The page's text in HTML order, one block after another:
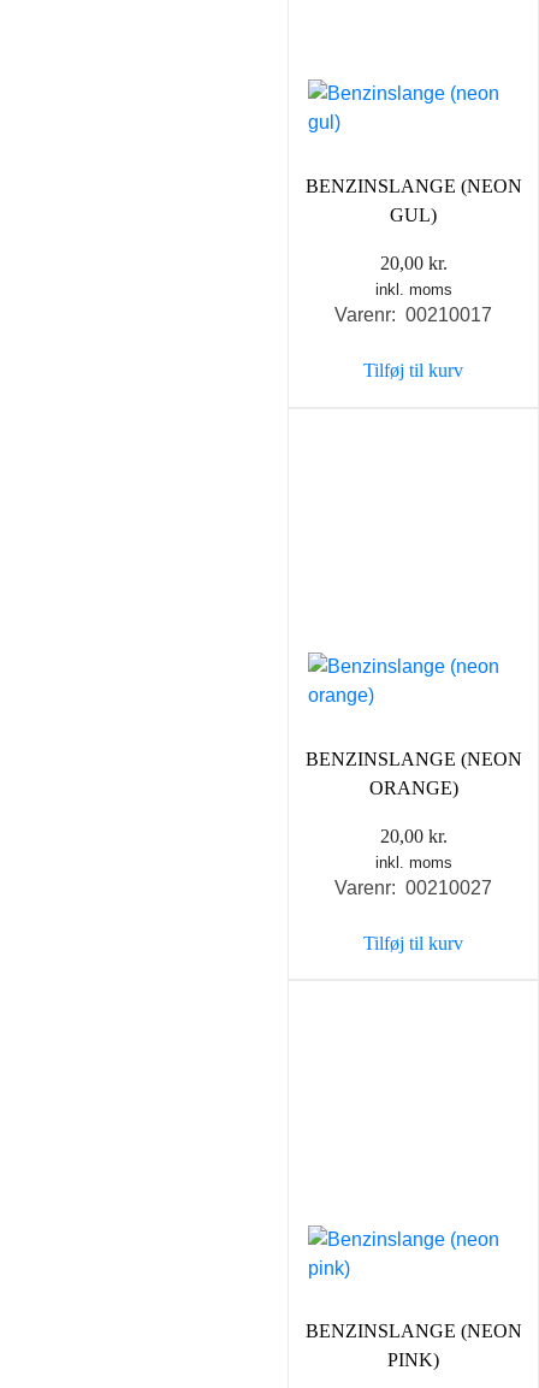
BENZINSLANGE (NEON
GUL)
20,00 kr.
inkl. moms
Varenr: 00210017
Tilføj til kurv
BENZINSLANGE (NEON
ORANGE)
20,00 kr.
inkl. moms
Varenr: 00210027
Tilføj til kurv
BENZINSLANGE (NEON
PINK)